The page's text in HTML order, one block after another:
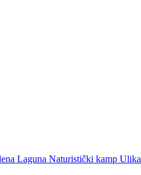
Laguna Naturistički kamp Ulika